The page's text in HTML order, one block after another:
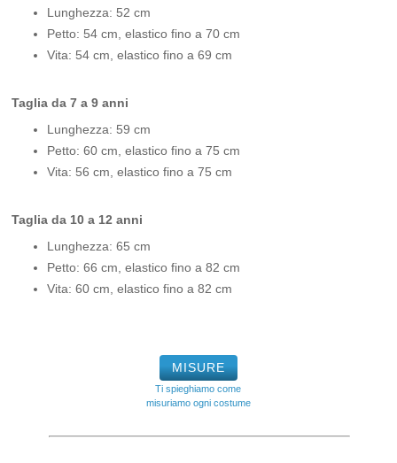
Lunghezza: 52 cm
Petto: 54 cm, elastico fino a 70 cm
Vita: 54 cm, elastico fino a 69 cm
Taglia da 7 a 9 anni
Lunghezza: 59 cm
Petto: 60 cm, elastico fino a 75 cm
Vita: 56 cm, elastico fino a 75 cm
Taglia da 10 a 12 anni
Lunghezza: 65 cm
Petto: 66 cm, elastico fino a 82 cm
Vita: 60 cm, elastico fino a 82 cm
MISURE
Ti spieghiamo come
misuriamo ogni costume